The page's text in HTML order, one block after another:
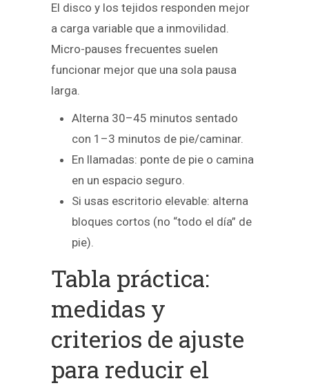
El disco y los tejidos responden mejor
a carga variable que a inmovilidad.
Micro-pauses frecuentes suelen
funcionar mejor que una sola pausa
larga.
Alterna 30–45 minutos sentado
con 1–3 minutos de pie/caminar.
En llamadas: ponte de pie o camina
en un espacio seguro.
Si usas escritorio elevable: alterna
bloques cortos (no “todo el día” de
pie).
Tabla práctica:
medidas y
criterios de ajuste
para reducir el